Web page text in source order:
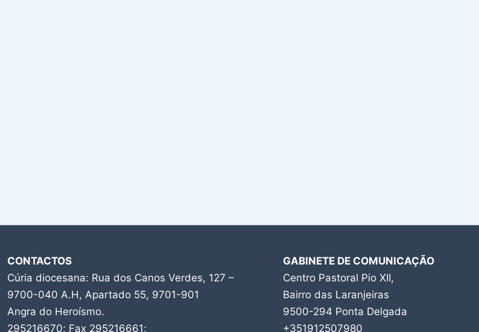
CONTACTOS
Cúria diocesana: Rua dos Canos Verdes, 127 –
9700-040 A.H, Apartado 55, 9701-901
Angra do Heroísmo.
295216670; Fax 295216661;
GABINETE DE COMUNICAÇÃO
Centro Pastoral Pio XII,
Bairro das Laranjeiras
9500-294 Ponta Delgada
+351912507980